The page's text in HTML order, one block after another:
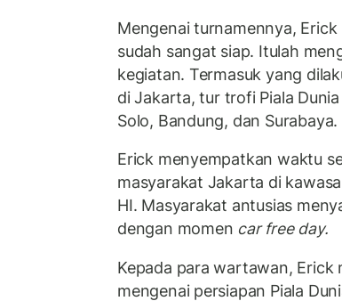
Mengenai turnamennya,
sudah sangat siap. Itulah
kegiatan. Termasuk yang
di Jakarta, tur trofi Piala
Solo, Bandung, dan Surabaya.
Erick menyempatkan waktu
masyarakat Jakarta di
HI. Masyarakat antusias
dengan momen car free day.
Kepada para wartawan, Erick
mengenai persiapan Piala